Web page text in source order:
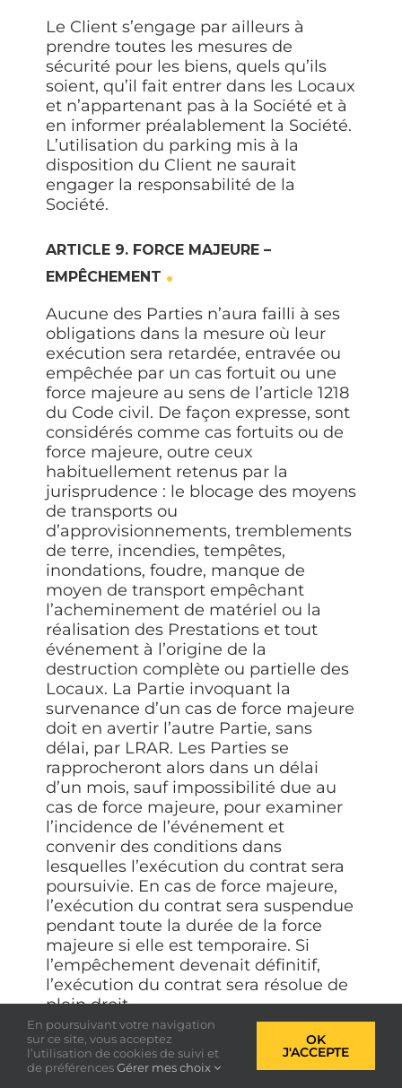
Le Client s’engage par ailleurs à
prendre toutes les mesures de
sécurité pour les biens, quels qu’ils
soient, qu’il fait entrer dans les Locaux
et n’appartenant pas à la Société et à
en informer préalablement la Société.
L’utilisation du parking mis à la
disposition du Client ne saurait
engager la responsabilité de la
Société.
ARTICLE 9. FORCE MAJEURE –
EMPÊCHEMENT
Aucune des Parties n’aura failli à ses
obligations dans la mesure où leur
exécution sera retardée, entravée ou
empêchée par un cas fortuit ou une
force majeure au sens de l’article 1218
du Code civil. De façon expresse, sont
considérés comme cas fortuits ou de
force majeure, outre ceux
habituellement retenus par la
jurisprudence : le blocage des moyens
de transports ou
d’approvisionnements, tremblements
de terre, incendies, tempêtes,
inondations, foudre, manque de
moyen de transport empêchant
l’acheminement de matériel ou la
réalisation des Prestations et tout
événement à l’origine de la
destruction complète ou partielle des
Locaux. La Partie invoquant la
survenance d’un cas de force majeure
doit en avertir l’autre Partie, sans
délai, par LRAR. Les Parties se
rapprocheront alors dans un délai
d’un mois, sauf impossibilité due au
cas de force majeure, pour examiner
l’incidence de l’événement et
convenir des conditions dans
lesquelles l’exécution du contrat sera
poursuivie. En cas de force majeure,
l’exécution du contrat sera suspendue
pendant toute la durée de la force
majeure si elle est temporaire. Si
l’empêchement devenait définitif,
l’exécution du contrat sera résolue de
plein droit.
ARTICLE 10. LOI APPLICABLE –
TRIBUNAUX COMPÉTENTS
En poursuivant votre navigation
sur ce site, vous acceptez
l’utilisation de cookies de suivi et
de préférencesGérer mes choix
OK
J'ACCEPTE